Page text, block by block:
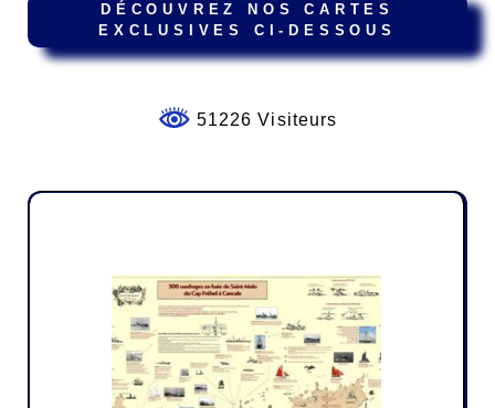
DÉCOUVREZ NOS CARTES
EXCLUSIVES CI-DESSOUS
51226 Visiteurs